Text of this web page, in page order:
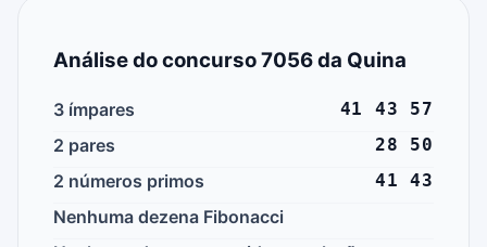
Análise do concurso 7056 da Quina
3 ímpares 41 43 57
2 pares 28 50
2 números primos 41 43
Nenhuma dezena Fibonacci